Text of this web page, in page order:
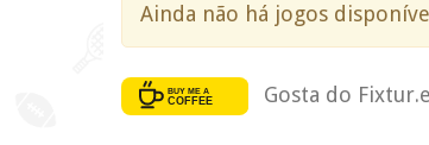
Ainda não há jogos
Gosta do